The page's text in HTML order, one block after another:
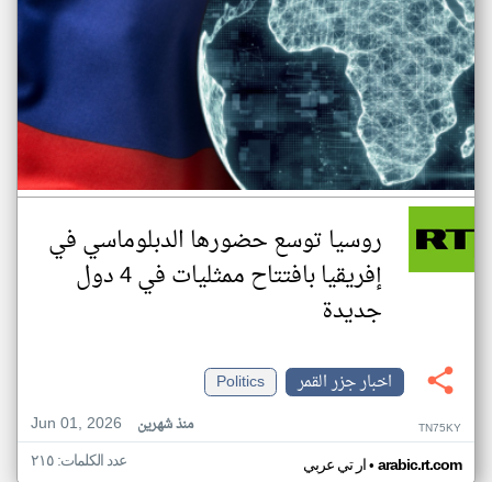
روسيا توسع حضورها الدبلوماسي في
إفريقيا بافتتاح ممثليات في 4 دول
جديدة
اخبار جزر القمر
Politics
Jun 01, 2026
منذ شهرين TN75KY
ار تي عربي• arabic.rt.com عدد الكلمات: ٢١٥